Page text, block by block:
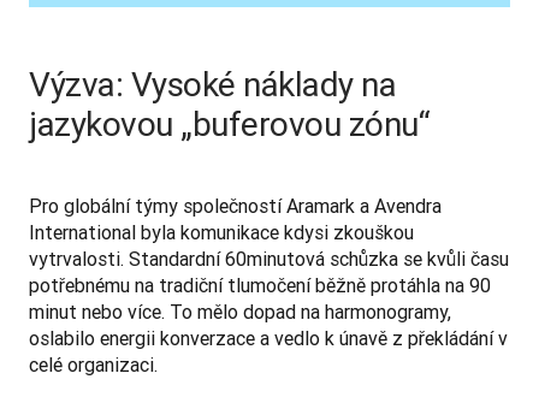
Výzva: Vysoké náklady na
jazykovou „buferovou zónu“
Pro globální týmy společností Aramark a Avendra
International byla komunikace kdysi zkouškou
vytrvalosti. Standardní 60minutová schůzka se kvůli času
potřebnému na tradiční tlumočení běžně protáhla na 90
minut nebo více. To mělo dopad na harmonogramy,
oslabilo energii konverzace a vedlo k únavě z překládání v
celé organizaci.